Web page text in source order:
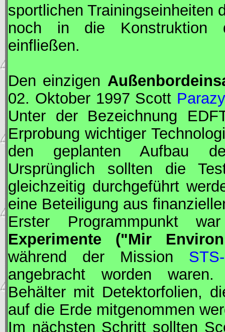
sportlichen Trainingseinheiten
noch in die Konstruktion
einfließen.
Den einzigen
02. Oktober 1997 Scott
Unter der Bezeichnung
Erprobung wichtiger
den geplanten Aufbau
Ursprünglich sollten die
gleichzeitig durchgeführt
eine Beteiligung aus
Erster Programmpunkt
Experimente ("Mir
während der Mission
angebracht worden
Behälter mit Detektorfolien,
auf die Erde mitgenommen
Im nächsten Schritt sollten